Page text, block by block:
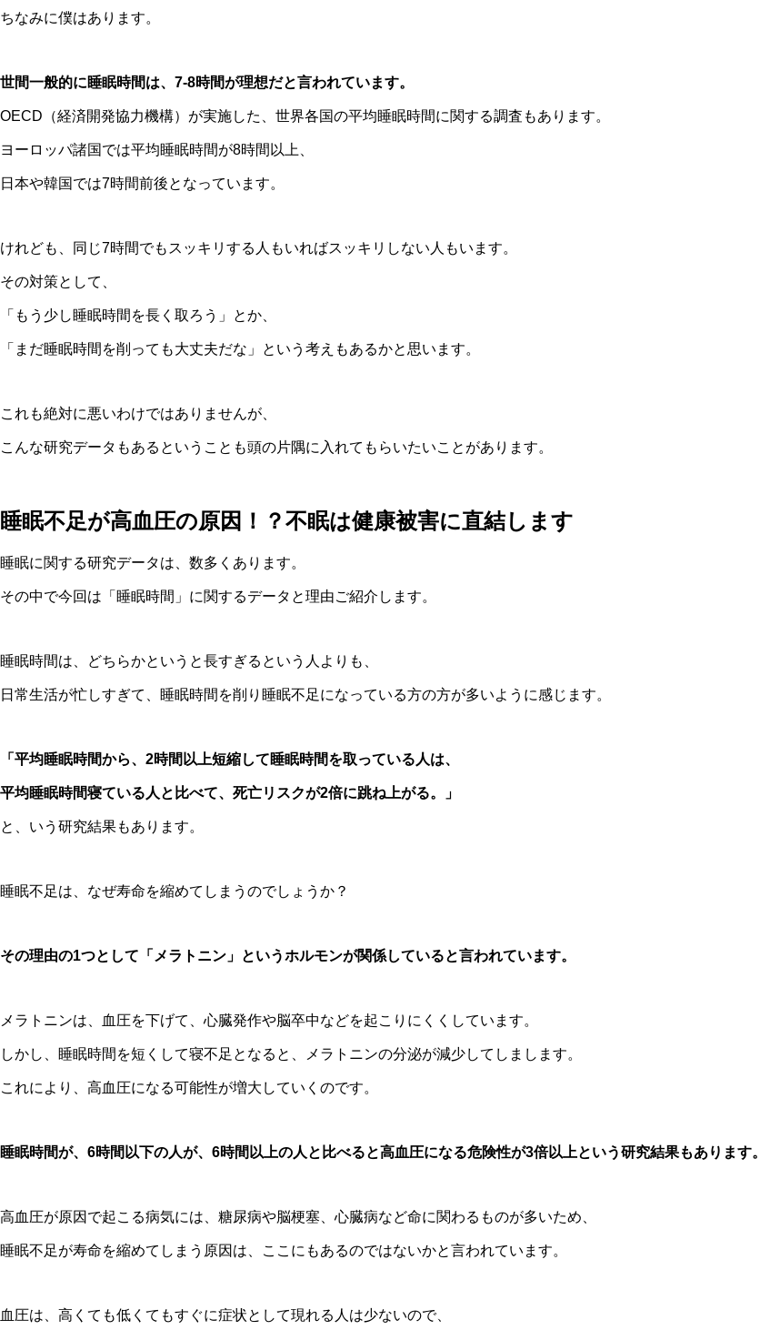
ちなみに僕はあります。
世間一般的に睡眠時間は、7-8時間が理想だと言われています。
OECD（経済開発協力機構）が実施した、世界各国の平均睡眠時間に関する調査もあります。
ヨーロッパ諸国では平均睡眠時間が8時間以上、
日本や韓国では7時間前後となっています。
けれども、同じ7時間でもスッキリする人もいればスッキリしない人もいます。
その対策として、
「もう少し睡眠時間を長く取ろう」とか、
「まだ睡眠時間を削っても大丈夫だな」という考えもあるかと思います。
これも絶対に悪いわけではありませんが、
こんな研究データもあるということも頭の片隅に入れてもらいたいことがあります。
睡眠不足が高血圧の原因！？不眠は健康被害に直結します
睡眠に関する研究データは、数多くあります。
その中で今回は「睡眠時間」に関するデータと理由ご紹介します。
睡眠時間は、どちらかというと長すぎるという人よりも、
日常生活が忙しすぎて、睡眠時間を削り睡眠不足になっている方の方が多いように感じます。
「平均睡眠時間から、2時間以上短縮して睡眠時間を取っている人は、
平均睡眠時間寝ている人と比べて、死亡リスクが2倍に跳ね上がる。」
と、いう研究結果もあります。
睡眠不足は、なぜ寿命を縮めてしまうのでしょうか？
その理由の1つとして「メラトニン」というホルモンが関係していると言われています。
メラトニンは、血圧を下げて、心臓発作や脳卒中などを起こりにくくしています。
しかし、睡眠時間を短くして寝不足となると、メラトニンの分泌が減少してしまします。
これにより、高血圧になる可能性が増大していくのです。
睡眠時間が、6時間以下の人が、6時間以上の人と比べると高血圧になる危険性が3倍以上という研究結果もあります。
高血圧が原因で起こる病気には、糖尿病や脳梗塞、心臓病など命に関わるものが多いため、
睡眠不足が寿命を縮めてしまう原因は、ここにもあるのではないかと言われています。
血圧は、高くても低くてもすぐに症状として現れる人は少ないので、